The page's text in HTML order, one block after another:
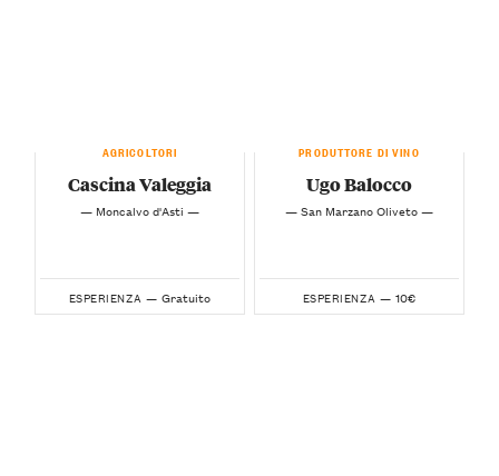
AGRICOLTORI
Cascina Valeggia
— Moncalvo d'Asti —
ESPERIENZA — Gratuito
PRODUTTORE DI VINO
Ugo Balocco
— San Marzano Oliveto —
ESPERIENZA — 10€